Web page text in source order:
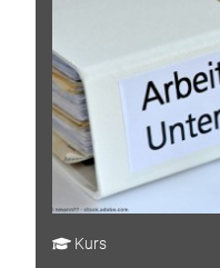
Kurs